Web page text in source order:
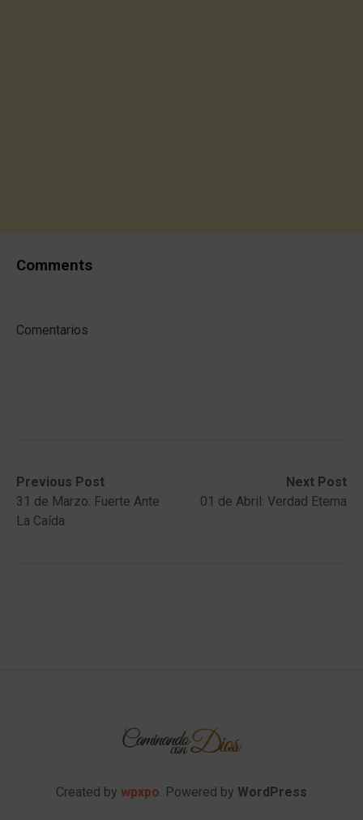
Comments
Comentarios
Post
navigation
Previous Post
Previous
post:31 de Marzo: Fuerte Ante
La Caída
Next Post
Next
post:
01 de Abril: Verdad Eterna
Created by wpxpo. Powered by WordPress